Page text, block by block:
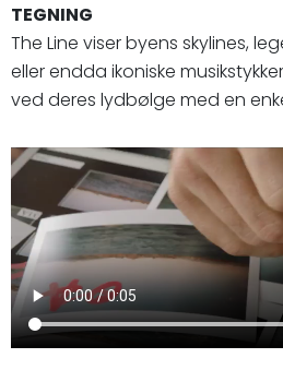
TEGNING
The Line viser byens skylines,
eller endda ikoniske
ved deres lydbølge med en